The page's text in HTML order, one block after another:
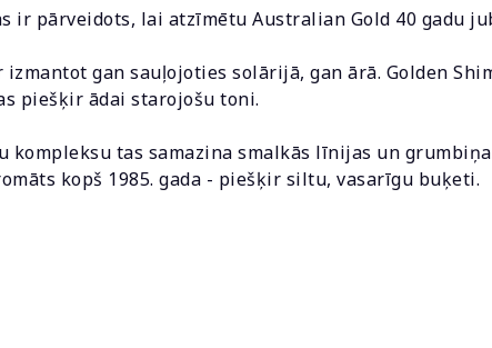
ir pārveidots, lai atzīmētu Australian Gold 40 gadu
gan sauļojoties solārijā, gan ārā. Golden
piešķir ādai starojošu toni.
tas samazina smalkās līnijas un
kopš 1985. gada - piešķir siltu, vasarīgu buķeti.